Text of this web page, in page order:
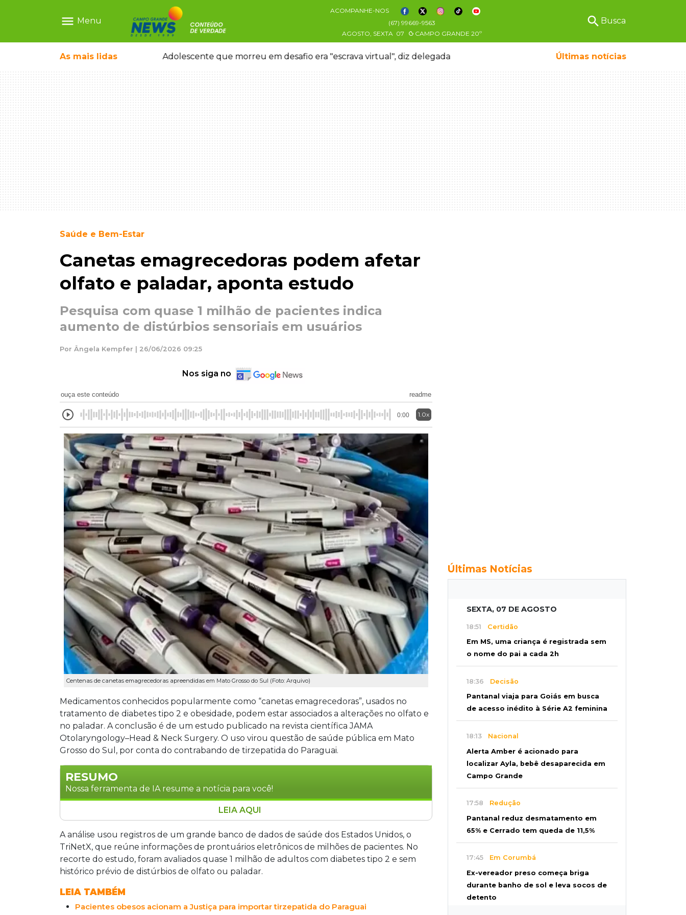
menu Menu
ACOMPANHE-NOS
(67) 99669-9563
AGOSTO, SEXTA 07 CAMPO GRANDE 20º
search Busca
As mais lidas
ganhar dia oficial em MS Adolescente que morreu em desafio era "escrava virtual", diz delegada Últimas notícias
Saúde e Bem-Estar
Canetas emagrecedoras podem afetar
olfato e paladar, aponta estudo
Pesquisa com quase 1 milhão de pacientes indica
aumento de distúrbios sensoriais em usuários
Por Ângela Kempfer | 26/06/2026 09:25
Nos siga no
ouça este conteúdo readme
0:00 1.0x
Centenas de canetas emagrecedoras apreendidas em Mato Grosso do Sul (Foto: Arquivo)
Medicamentos conhecidos popularmente como “canetas emagrecedoras”, usados no
tratamento de diabetes tipo 2 e obesidade, podem estar associados a alterações no olfato e
no paladar. A conclusão é de um estudo publicado na revista científica JAMA
Otolaryngology–Head & Neck Surgery. O uso virou questão de saúde pública em Mato
Grosso do Sul, por conta do contrabando de tirzepatida do Paraguai.
RESUMO
Nossa ferramenta de IA resume a notícia para você!
Estudo publicado na revista JAMA Otolaryngology indica que canetas
emagrecedoras, como Ozempic e Mounjaro, podem causar alterações no olfato e no
paladar. A pesquisa avaliou quase 1 milhão de adultos com diabetes tipo 2 nos EUA e
constatou risco 48% maior de distúrbios sensoriais em usuários de GLP-1. Apesar disso,
os efeitos atingem menos de 0,5% dos pacientes, sendo considerados raros pelos
LEIA AQUI
A análise usou registros de um grande banco de dados de saúde dos Estados Unidos, o
TriNetX, que reúne informações de prontuários eletrônicos de milhões de pacientes. No
recorte do estudo, foram avaliados quase 1 milhão de adultos com diabetes tipo 2 e sem
histórico prévio de distúrbios de olfato ou paladar.
LEIA TAMBÉM
Pacientes obesos acionam a Justiça para importar tirzepatida do Paraguai
Últimas Notícias
SEXTA, 07 DE AGOSTO
18:51 Certidão
Em MS, uma criança é registrada sem
o nome do pai a cada 2h
18:36 Decisão
Pantanal viaja para Goiás em busca
de acesso inédito à Série A2 feminina
18:13 Nacional
Alerta Amber é acionado para
localizar Ayla, bebê desaparecida em
Campo Grande
17:58 Redução
Pantanal reduz desmatamento em
65% e Cerrado tem queda de 11,5%
17:45 Em Corumbá
Ex-vereador preso começa briga
durante banho de sol e leva socos de
detento